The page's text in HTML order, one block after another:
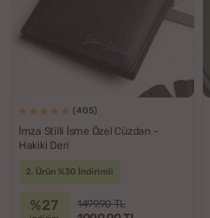
(405)
İmza Stilli İsme Özel Cüzdan -
Hakiki Deri
2. Ürün %30 İndirimli
%27 1499.90 TL